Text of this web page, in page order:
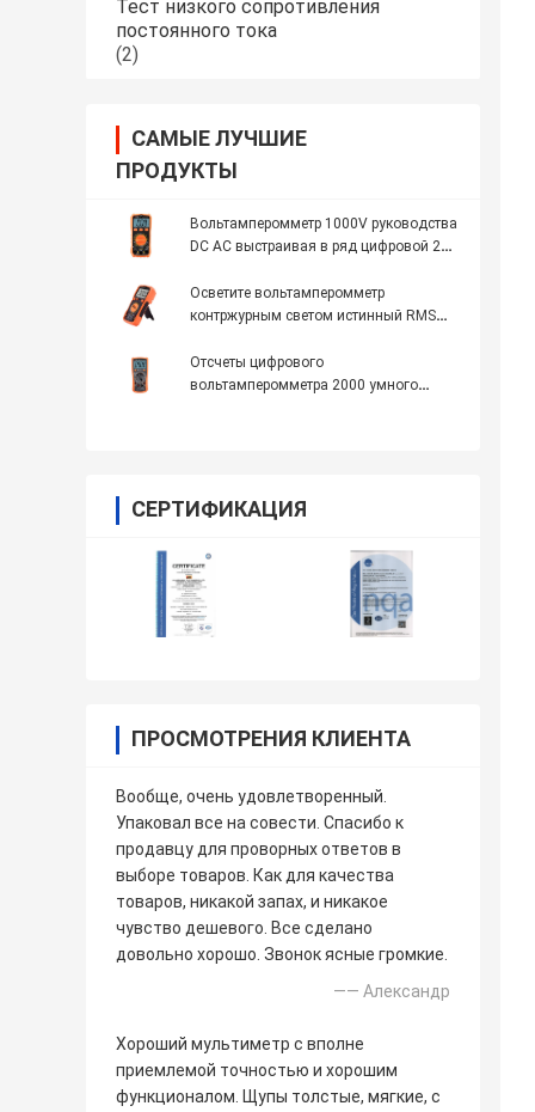
Тест низкого сопротивления
постоянного тока
(2)
САМЫЕ ЛУЧШИЕ
ПРОДУКТЫ
Вольтамперомметр 1000V руководства
DC AC выстраивая в ряд цифровой 20
Осветите вольтамперомметр
контржурным светом истинный RMS
цифровой
Отсчеты цифрового
вольтамперомметра 2000 умного
СЕРТИФИКАЦИЯ
ПРОСМОТРЕНИЯ КЛИЕНТА
Вообще, очень удовлетворенный.
Упаковал все на совести. Спасибо к
продавцу для проворных ответов в
выборе товаров. Как для качества
товаров, никакой запах, и никакое
чувство дешевого. Все сделано
довольно хорошо. Звонок ясные громкие.
—— Александр
Хороший мультиметр с вполне
приемлемой точностью и хорошим
функционалом. Щупы толстые, мягкие, с